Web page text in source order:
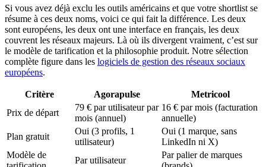
Si vous avez déjà exclu les outils américains et que votre shortlist se
résume à ces deux noms, voici ce qui fait la différence. Les deux
sont européens, les deux ont une interface en français, les deux
couvrent les réseaux majeurs. Là où ils divergent vraiment, c’est sur
le modèle de tarification et la philosophie produit. Notre sélection
complète figure dans les logiciels de gestion des réseaux sociaux
européens.
Critère Agorapulse
Metricool
Prix de départ
79 € par utilisateur par
mois (annuel)
16 € par mois (facturation
annuelle)
Plan gratuit
Oui (3 profils, 1
utilisateur)
Oui (1 marque, sans
LinkedIn ni X)
Modèle de
Par utilisateur
Par palier de marques